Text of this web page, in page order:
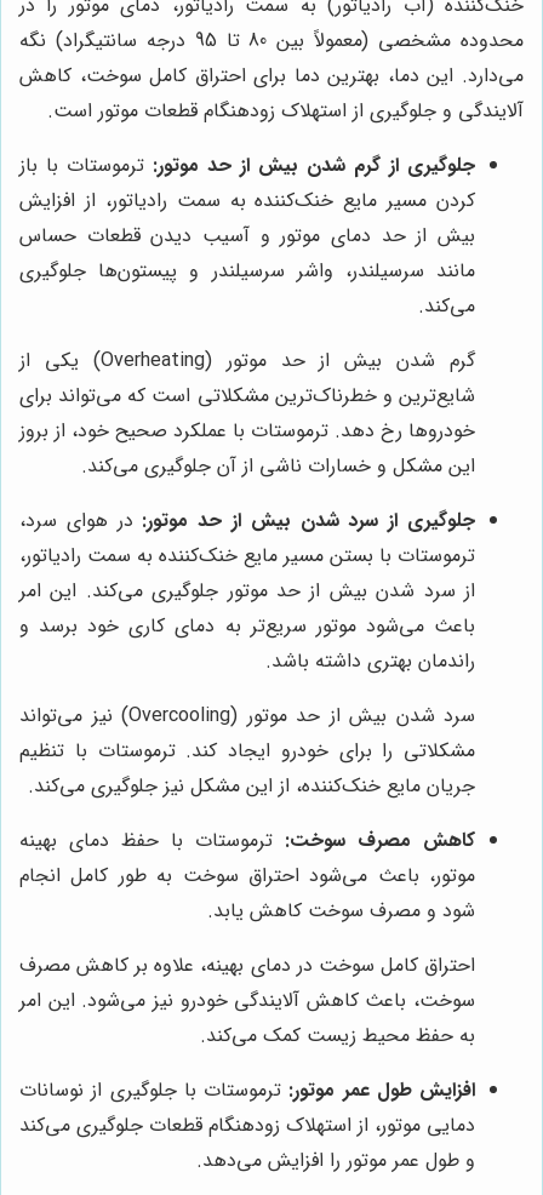
محدوده مشخصی (معمولاً بین 80 تا 95 درجه سانتیگراد) نگه
می‌دارد. این دما، بهترین دما برای احتراق کامل سوخت، کاهش
آلایندگی و جلوگیری از استهلاک زودهنگام قطعات موتور است.
جلوگیری از گرم شدن بیش از حد موتور: ترموستات با باز
کردن مسیر مایع خنک‌کننده به سمت رادیاتور، از افزایش
بیش از حد دمای موتور و آسیب دیدن قطعات حساس
مانند سرسیلندر، واشر سرسیلندر و پیستون‌ها جلوگیری
می‌کند.
گرم شدن بیش از حد موتور (Overheating) یکی از
شایع‌ترین و خطرناک‌ترین مشکلاتی است که می‌تواند برای
خودروها رخ دهد. ترموستات با عملکرد صحیح خود، از بروز
این مشکل و خسارات ناشی از آن جلوگیری می‌کند.
جلوگیری از سرد شدن بیش از حد موتور: در هوای سرد،
ترموستات با بستن مسیر مایع خنک‌کننده به سمت رادیاتور،
از سرد شدن بیش از حد موتور جلوگیری می‌کند. این امر
باعث می‌شود موتور سریع‌تر به دمای کاری خود برسد و
راندمان بهتری داشته باشد.
سرد شدن بیش از حد موتور (Overcooling) نیز می‌تواند
مشکلاتی را برای خودرو ایجاد کند. ترموستات با تنظیم
جریان مایع خنک‌کننده، از این مشکل نیز جلوگیری می‌کند.
کاهش مصرف سوخت: ترموستات با حفظ دمای بهینه
موتور، باعث می‌شود احتراق سوخت به طور کامل انجام
شود و مصرف سوخت کاهش یابد.
احتراق کامل سوخت در دمای بهینه، علاوه بر کاهش مصرف
سوخت، باعث کاهش آلایندگی خودرو نیز می‌شود. این امر
به حفظ محیط زیست کمک می‌کند.
افزایش طول عمر موتور: ترموستات با جلوگیری از نوسانات
دمایی موتور، از استهلاک زودهنگام قطعات جلوگیری می‌کند
و طول عمر موتور را افزایش می‌دهد.